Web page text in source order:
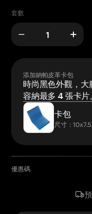
套數
添加納帕皮革卡包
時尚黑色外觀，大
容納最多 4 張卡片
卡包
尺寸：
優惠碼